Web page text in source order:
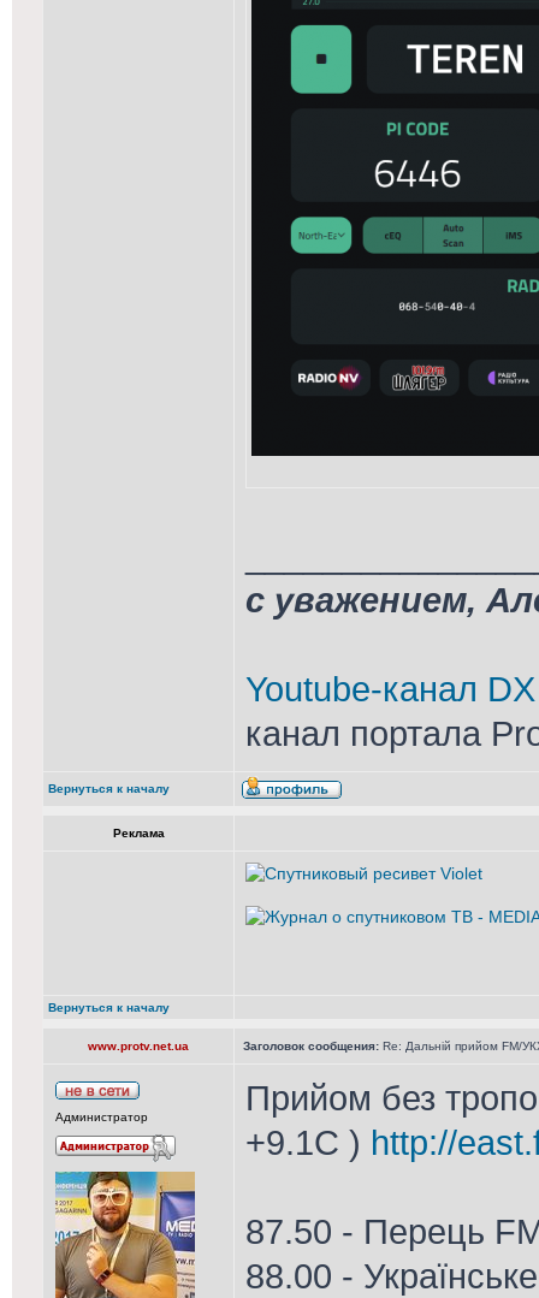
с уважением,
Youtube-канал
канал портала
Вернуться к началу
Реклама
Вернуться к началу
www.protv.net.ua Заголовок сообщения: Re: Дальній прийом FM/
Администратор
Прийом без
+9.1С ) http://
87.50 - Перець
88.00 -